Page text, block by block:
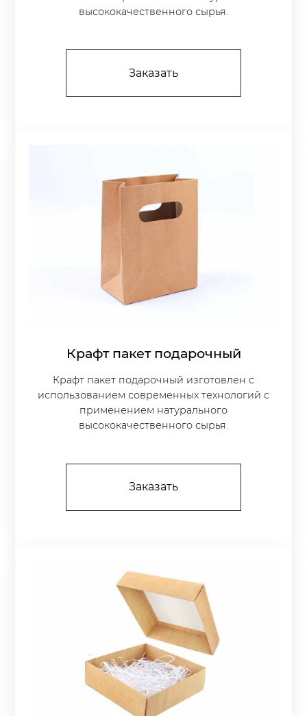
высококачественного сырья.
Заказать
Крафт пакет подарочный
Крафт пакет подарочный изготовлен с
использованием современных технологий с
применением натурального
высококачественного сырья.
Заказать